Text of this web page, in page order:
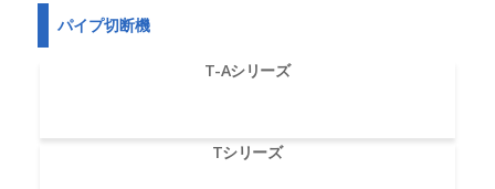
パイプ切断機
T-Aシリーズ
Tシリーズ